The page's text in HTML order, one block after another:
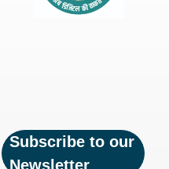
Subscribe to our
Newsletter